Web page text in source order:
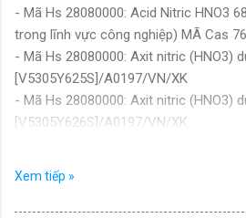
- Mã Hs 28080000: Acid Nitric HNO3
trong lĩnh vực công nghiệp) MÃ Cas
- Mã Hs 28080000: Axit nitric (HNO3)
[V5305Y625S]/A0197/VN/XK
- Mã Hs 28080000: Axit nitric (HNO3)
[V5305Y626S]/A0197/VN/XK
- Mã Hs 28080000: Axit nitric (HNO3)
[V5305Y666S]/A0197/VN/XK
Xem tiếp »